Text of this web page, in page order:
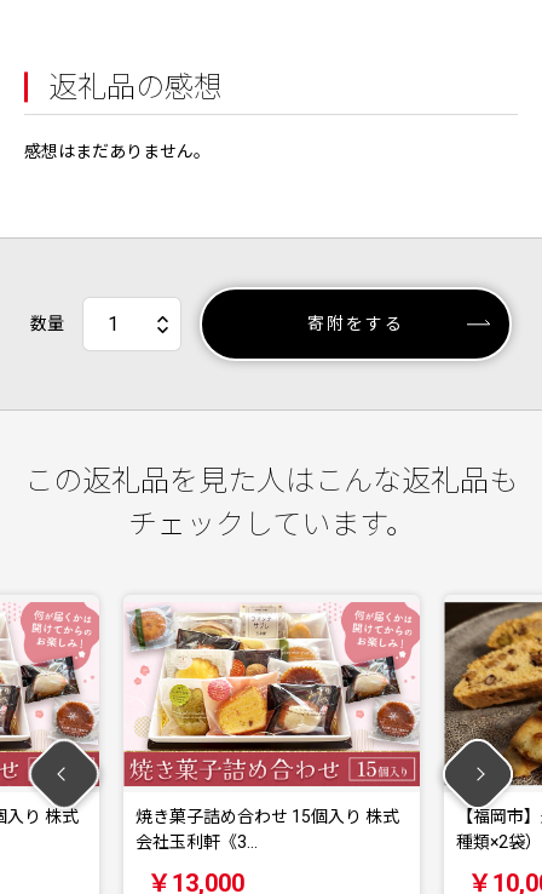
返礼品の感想
感想はまだありません。
数量 寄附をする
この返礼品を見た人はこんな返礼品も
チェックしています。
焼き菓子詰め合わせ 15個入り 株式
会社玉利軒《3…
【福岡市】米粉の焼菓